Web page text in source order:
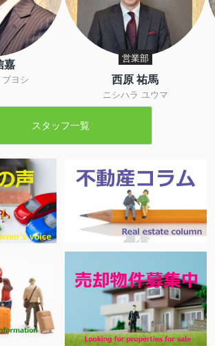
嘉
ブヨシ
営業部
西原 祐馬
ニシハラ ユウマ
スタッフ一覧